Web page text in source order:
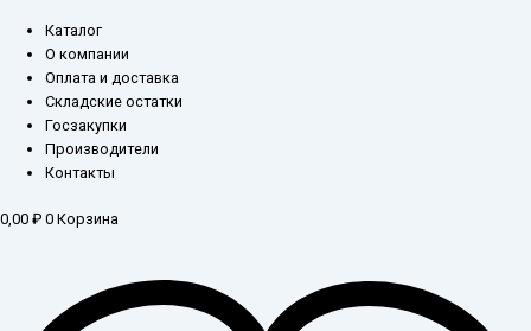
Каталог
О компании
Оплата и доставка
Складские остатки
Госзакупки
Производители
Контакты
0,00 ₽ 0 Корзина